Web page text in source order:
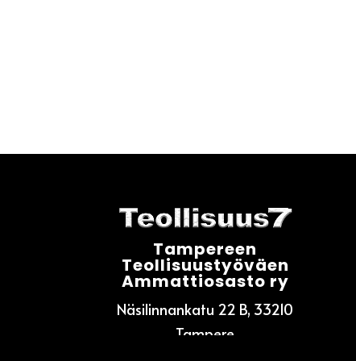
Tampereen
Teollisuustyöväen
Ammattiosasto ry
Näsilinnankatu 22 B, 33210
Tampere